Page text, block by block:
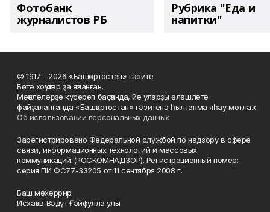
Фотобанк
журналистов РБ
Рубрика "Еда и
напитки"
© 1917 - 2026 «Башҡортостан» гәзите.
Бөтә хоҡуҡтар ҙа яҡланған.
Мәҡәләләрҙе күсереп баҫҡанда, йә уларҙы өлөшләтә
файҙаланғанда «Башҡортостан» гәзитенә һылтанма яһау мотлаҡ.
Об использовании персональных данных
Зарегистрировано Федеральной службой по надзору в сфере
связи, информационных технологий и массовых
коммуникаций (РОСКОМНАДЗОР). Регистрационный номер:
серия ПИ ФС77-33205 от 11 сентября 2008 г.
Баш мөхәррир
Исхаҡов Вәдүт Ғәйфулла улы